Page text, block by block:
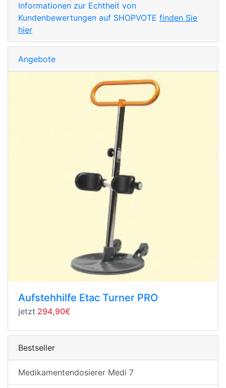
Informationen zur Echtheit von
Kundenbewertungen auf SHOPVOTE finden Sie
hier
Angebote
Aufstehhilfe Etac Turner PRO
jetzt 294,90€
Bestseller
Medikamentendosierer Medi 7